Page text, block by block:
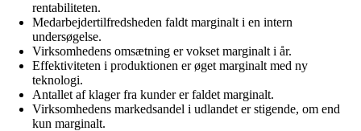
rentabiliteten.
Medarbejdertilfredsheden faldt marginalt i en intern
undersøgelse.
Virksomhedens omsætning er vokset marginalt i år.
Effektiviteten i produktionen er øget marginalt med ny
teknologi.
Antallet af klager fra kunder er faldet marginalt.
Virksomhedens markedsandel i udlandet er stigende, om end
kun marginalt.